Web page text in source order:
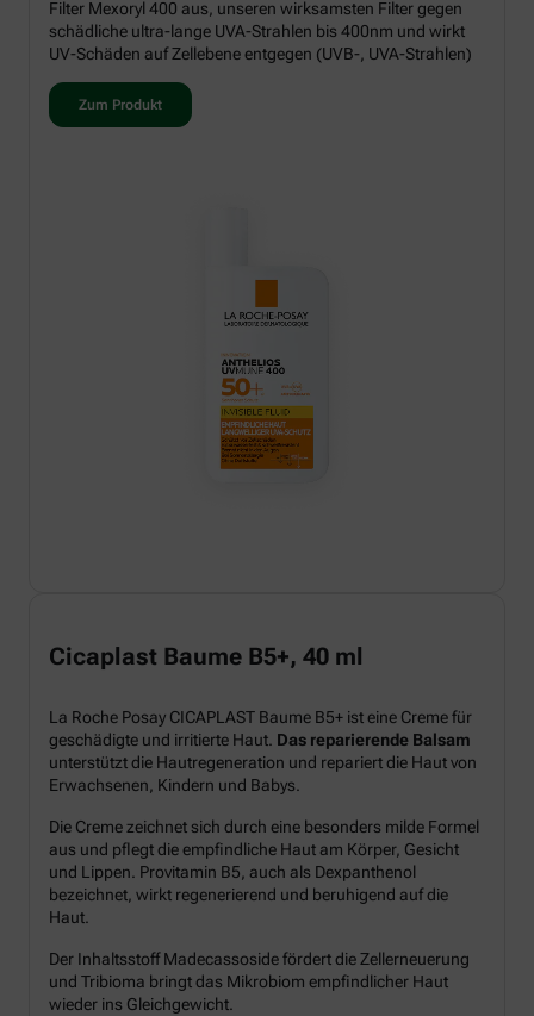
Filter Mexoryl 400 aus, unseren wirksamsten Filter gegen
schädliche ultra-lange UVA-Strahlen bis 400nm und wirkt
UV-Schäden auf Zellebene entgegen (UVB-, UVA-Strahlen)
Zum Produkt
Cicaplast Baume B5+, 40 ml
La Roche Posay CICAPLAST Baume B5+ ist eine Creme für
geschädigte und irritierte Haut. Das reparierende Balsam
unterstützt die Hautregeneration und repariert die Haut von
Erwachsenen, Kindern und Babys.
Die Creme zeichnet sich durch eine besonders milde Formel
aus und pflegt die empfindliche Haut am Körper, Gesicht
und Lippen. Provitamin B5, auch als Dexpanthenol
bezeichnet, wirkt regenerierend und beruhigend auf die
Haut.
Der Inhaltsstoff Madecassoside fördert die Zellerneuerung
und Tribioma bringt das Mikrobiom empfindlicher Haut
wieder ins Gleichgewicht.